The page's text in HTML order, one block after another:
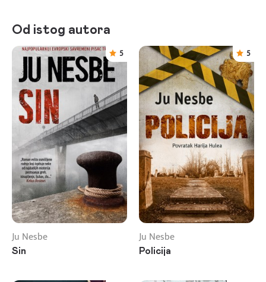
Od istog autora
5
Ju Nesbe
Sin
5
Ju Nesbe
Policija